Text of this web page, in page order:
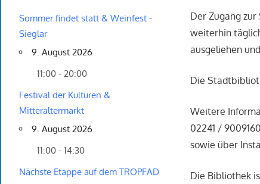
Der Zugang
weiterhin
ausgeliehen
Die
Weitere
02241 /
sowie über
Die Bibliothek
Sommer findet statt & Weinfest -
Sieglar
9. August 2026
11:00 - 20:00
Festival der Kulturen &
Mitteraltermarkt
9. August 2026
11:00 - 14:30
Nächste Etappe auf dem TROPFAD